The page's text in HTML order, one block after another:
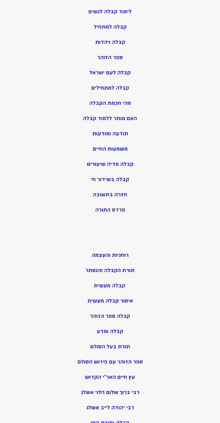
לימוד קבלה לנשים
קבלה למתחיל
קבלה ויהדות
ספר הזוהר
קבלה לעם ישראל
קבלה למתחילים
מהי חכמת הקבלה
האם מותר ללמוד קבלה
תודעה ומודעות
משמעות החיים
קבלה מדיה שיעורים
קבלה בשידור חי
חזרה בתשובה
פרדס התורה
רוחניות והעצמה
תורת הקבלה והנסתר
קבלה מעשית
איסור קבלה מעשית
קבלה ספר הזוהר
קבלה ומדע
תורת בעל הסולם
ספר הזוהר עם פירוש הסולם
עץ חיים האר”י הקדוש
רבי ברוך שלום הלוי אשלג
רבי יהודה לייב אשלג